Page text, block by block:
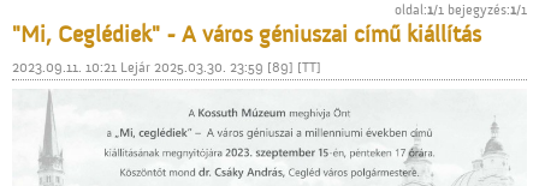
oldal:1/1 bejegyzés:1/1
"Mi, Ceglédiek" - A város géniuszai című kiállítás
2023.09.11. 10:21 Lejár 2025.03.30. 23:59 [89] [TT]